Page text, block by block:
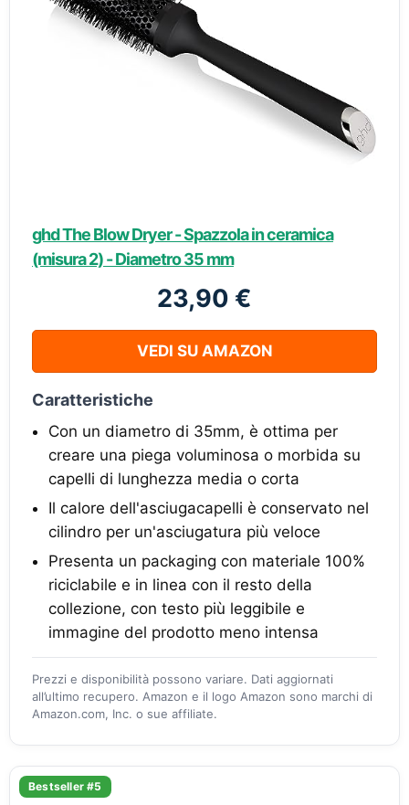
ghd The Blow Dryer - Spazzola in ceramica
(misura 2) - Diametro 35 mm
23,90 €
VEDI SU AMAZON
Caratteristiche
Con un diametro di 35mm, è ottima per
creare una piega voluminosa o morbida su
capelli di lunghezza media o corta
Il calore dell'asciugacapelli è conservato nel
cilindro per un'asciugatura più veloce
Presenta un packaging con materiale 100%
riciclabile e in linea con il resto della
collezione, con testo più leggibile e
immagine del prodotto meno intensa
Prezzi e disponibilità possono variare. Dati aggiornati
all’ultimo recupero. Amazon e il logo Amazon sono marchi di
Amazon.com, Inc. o sue affiliate.
Bestseller #5